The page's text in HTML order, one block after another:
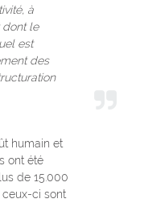
à
dont le
est
des
humain et
ont été
de 15.000
ceux-ci sont